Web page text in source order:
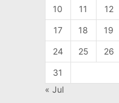
10 11 12
17 18 19
24 25 26
31
« Jul